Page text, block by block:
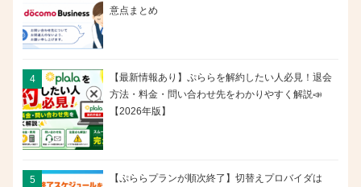
意点まとめ
【最新情報あり】ぷららを解約したい人必見！退会
方法・料金・問い合わせ先をわかりやすく解説📣
【2026年版】
【ぷららプランが順次終了】切替えプロバイダは